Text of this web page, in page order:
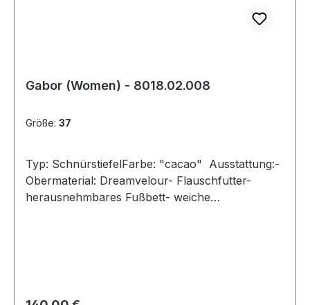
Gabor (Women) - 8018.02.008
Größe: 37
Typ: SchnürstiefelFarbe: "cacao" Ausstattung:-
Obermaterial: Dreamvelour- Flauschfutter-
herausnehmbares Fußbett- weiche